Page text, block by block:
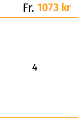
Fr. 1073 kr